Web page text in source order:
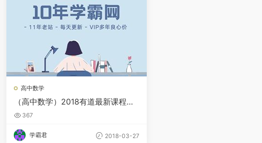
高中数学
（高中数学）2018有道最新课程免
费下载-高考数学核心课联报班课程
367
学霸君 2018-03-27